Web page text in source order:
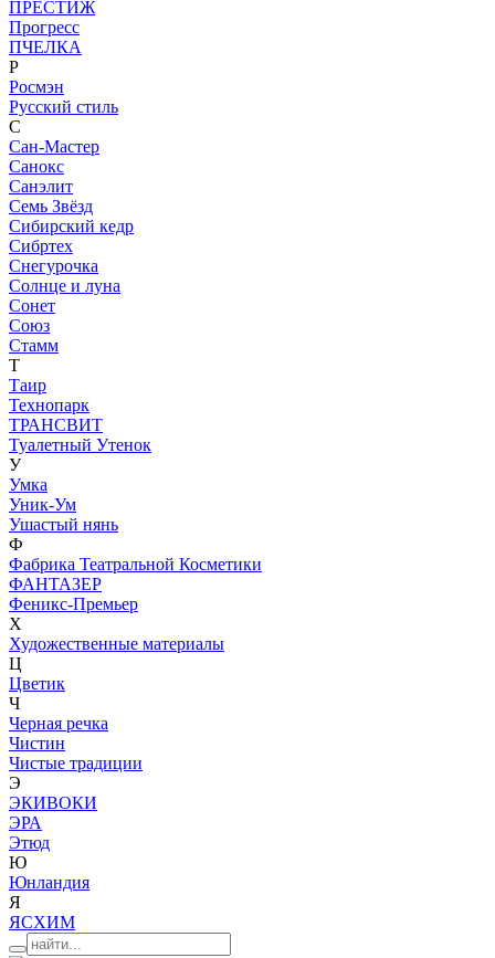
ПРЕСТИЖ
Прогресс
ПЧЕЛКА
Р
Росмэн
Русский стиль
С
Сан-Мастер
Санокс
Санэлит
Семь Звёзд
Сибирский кедр
Сибртех
Снегурочка
Солнце и луна
Сонет
Союз
Стамм
Т
Таир
Технопарк
ТРАНСВИТ
Туалетный Утенок
У
Умка
Уник-Ум
Ушастый нянь
Ф
Фабрика Театральной Косметики
ФАНТАЗЕР
Феникс-Премьер
Х
Художественные материалы
Ц
Цветик
Ч
Черная речка
Чистин
Чистые традиции
Э
ЭКИВОКИ
ЭРА
Этюд
Ю
Юнландия
Я
ЯСХИМ